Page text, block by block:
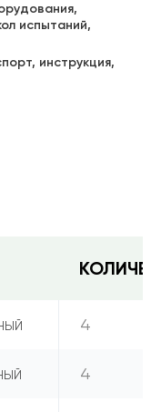
испытаний,
инструкция,
4
4